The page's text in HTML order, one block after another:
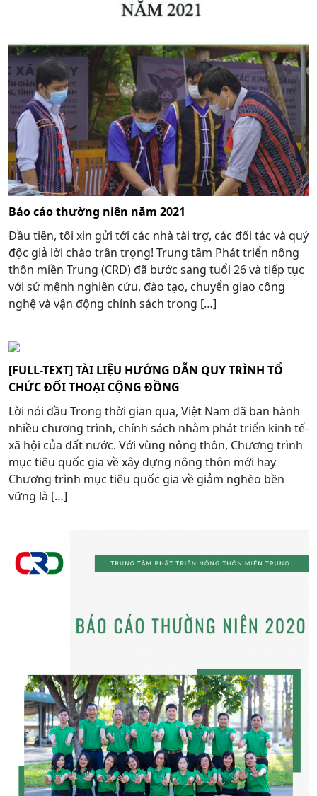
Báo cáo thường niên năm 2021
Đầu tiên, tôi xin gửi tới các nhà tài trợ, các đối tác và quý
độc giả lời chào trân trọng! Trung tâm Phát triển nông
thôn miền Trung (CRD) đã bước sang tuổi 26 và tiếp tục
với sứ mệnh nghiên cứu, đào tạo, chuyển giao công
nghệ và vận động chính sách trong […]
[FULL-TEXT] TÀI LIỆU HƯỚNG DẪN QUY TRÌNH TỔ
CHỨC ĐỐI THOẠI CỘNG ĐỒNG
Lời nói đầu Trong thời gian qua, Việt Nam đã ban hành
nhiều chương trình, chính sách nhằm phát triển kinh tế-
xã hội của đất nước. Với vùng nông thôn, Chương trình
mục tiêu quốc gia về xây dựng nông thôn mới hay
Chương trình mục tiêu quốc gia về giảm nghèo bền
vững là […]